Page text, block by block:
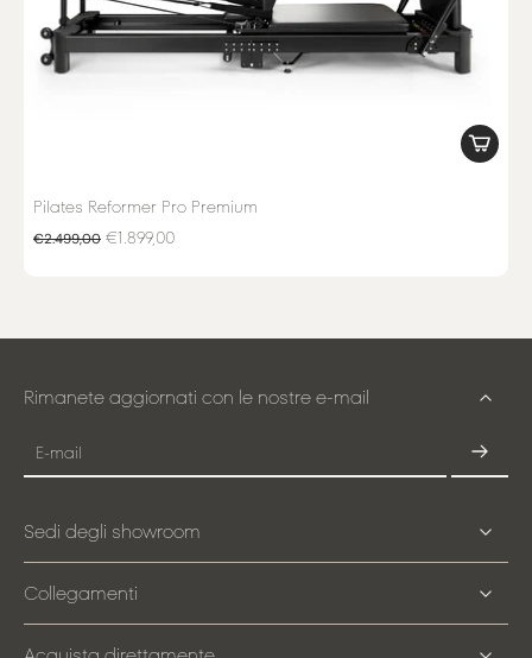
Pilates Reformer Pro Premium
€2.499,00 €1.899,00
Rimanete aggiornati con le nostre e-mail
E-mail
Sedi degli showroom
Collegamenti